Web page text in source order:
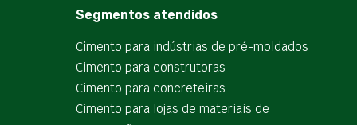
Segmentos atendidos
Cimento para indústrias de pré-moldados
Cimento para construtoras
Cimento para concreteiras
Cimento para lojas de materiais de